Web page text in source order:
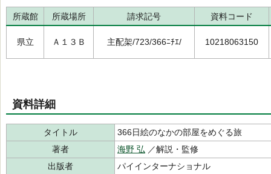
所蔵館 所蔵場所 請求記号 資料コード
県立 Ａ１３Ｂ 主配架/723/366ﾆﾁｴ/ 10218063150
資料詳細
タイトル
366日絵のなかの部屋をめぐる旅
著者
海野 弘 ／解説・監修
出版者
パイインターナショナル